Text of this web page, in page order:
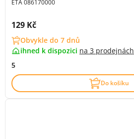
ETA 086170000
Cena s DPH:
129 Kč
Obvykle do 7 dnů
ihned k dispozici na 3 prodejnách
5
Do košíku